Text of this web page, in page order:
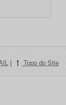
| Topo do Site